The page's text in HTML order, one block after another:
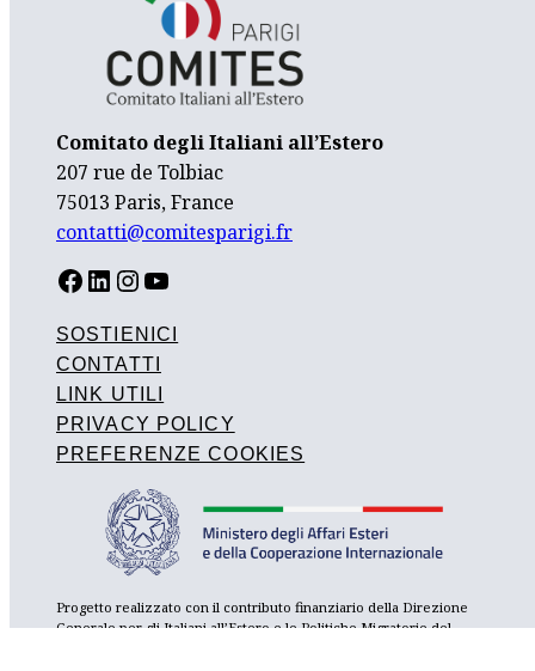
Comitato degli Italiani all’Estero
207 rue de Tolbiac
75013 Paris, France
contatti@comitesparigi.fr
FACEBOOK LINKEDIN INSTAGRAM YOUTUBE
SOSTIENICI
CONTATTI
LINK UTILI
PRIVACY POLICY
PREFERENZE COOKIES
Progetto realizzato con il contributo finanziario della Direzione
Generale per gli Italiani all’Estero e le Politiche Migratorie del